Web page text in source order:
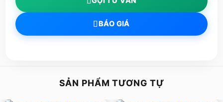
BÁO GIÁ
SẢN PHẨM TƯƠNG TỰ